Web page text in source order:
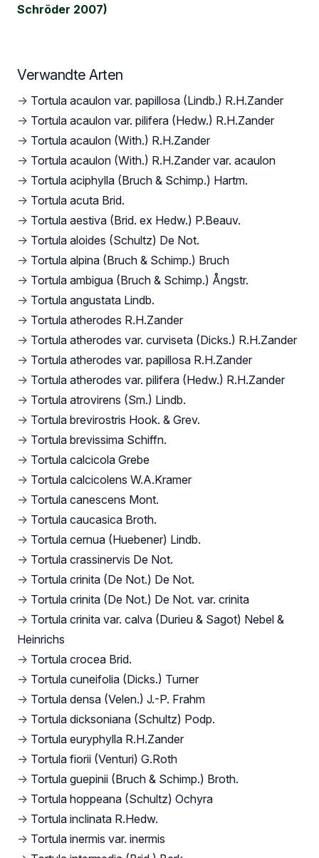
Schröder 2007)
Verwandte Arten
→ Tortula acaulon var. papillosa (Lindb.) R.H.Zander
→ Tortula acaulon var. pilifera (Hedw.) R.H.Zander
→ Tortula acaulon (With.) R.H.Zander
→ Tortula acaulon (With.) R.H.Zander var. acaulon
→ Tortula aciphylla (Bruch & Schimp.) Hartm.
→ Tortula acuta Brid.
→ Tortula aestiva (Brid. ex Hedw.) P.Beauv.
→ Tortula aloides (Schultz) De Not.
→ Tortula alpina (Bruch & Schimp.) Bruch
→ Tortula ambigua (Bruch & Schimp.) Ångstr.
→ Tortula angustata Lindb.
→ Tortula atherodes R.H.Zander
→ Tortula atherodes var. curviseta (Dicks.) R.H.Zander
→ Tortula atherodes var. papillosa R.H.Zander
→ Tortula atherodes var. pilifera (Hedw.) R.H.Zander
→ Tortula atrovirens (Sm.) Lindb.
→ Tortula brevirostris Hook. & Grev.
→ Tortula brevissima Schiffn.
→ Tortula calcicola Grebe
→ Tortula calcicolens W.A.Kramer
→ Tortula canescens Mont.
→ Tortula caucasica Broth.
→ Tortula cernua (Huebener) Lindb.
→ Tortula crassinervis De Not.
→ Tortula crinita (De Not.) De Not.
→ Tortula crinita (De Not.) De Not. var. crinita
→ Tortula crinita var. calva (Durieu & Sagot) Nebel &
Heinrichs
→ Tortula crocea Brid.
→ Tortula cuneifolia (Dicks.) Turner
→ Tortula densa (Velen.) J.-P. Frahm
→ Tortula dicksoniana (Schultz) Podp.
→ Tortula euryphylla R.H.Zander
→ Tortula fiorii (Venturi) G.Roth
→ Tortula guepinii (Bruch & Schimp.) Broth.
→ Tortula hoppeana (Schultz) Ochyra
→ Tortula inclinata R.Hedw.
→ Tortula inermis var. inermis